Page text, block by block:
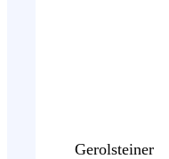
Gerolsteiner